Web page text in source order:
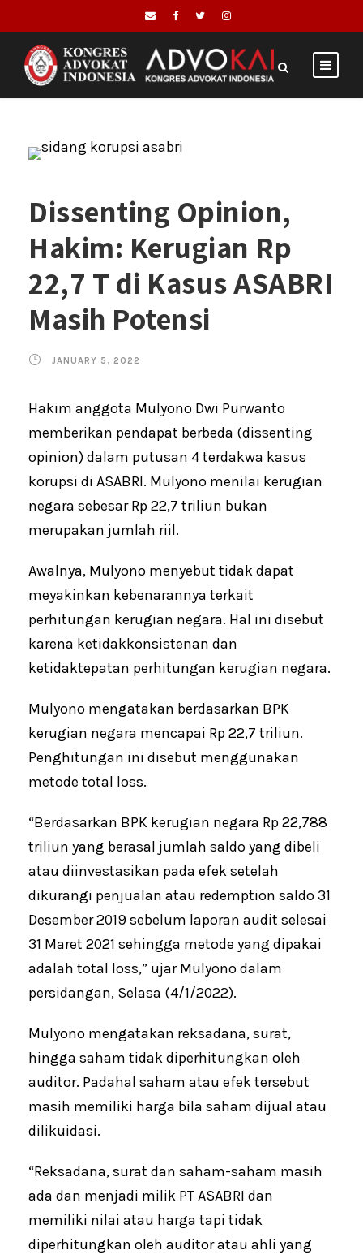
Dissenting Opinion,
Hakim: Kerugian Rp
22,7 T di Kasus ASABRI
Masih Potensi
JANUARY 5, 2022
Hakim anggota Mulyono Dwi Purwanto
memberikan pendapat berbeda (dissenting
opinion) dalam putusan 4 terdakwa kasus
korupsi di ASABRI. Mulyono menilai kerugian
negara sebesar Rp 22,7 triliun bukan
merupakan jumlah riil.
Awalnya, Mulyono menyebut tidak dapat
meyakinkan kebenarannya terkait
perhitungan kerugian negara. Hal ini disebut
karena ketidakkonsistenan dan
ketidaktepatan perhitungan kerugian negara.
Mulyono mengatakan berdasarkan BPK
kerugian negara mencapai Rp 22,7 triliun.
Penghitungan ini disebut menggunakan
metode total loss.
“Berdasarkan BPK kerugian negara Rp 22,788
triliun yang berasal jumlah saldo yang dibeli
atau diinvestasikan pada efek setelah
dikurangi penjualan atau redemption saldo 31
Desember 2019 sebelum laporan audit selesai
31 Maret 2021 sehingga metode yang dipakai
adalah total loss,” ujar Mulyono dalam
persidangan, Selasa (4/1/2022).
Mulyono mengatakan reksadana, surat,
hingga saham tidak diperhitungkan oleh
auditor. Padahal saham atau efek tersebut
masih memiliki harga bila saham dijual atau
dilikuidasi.
“Reksadana, surat dan saham-saham masih
ada dan menjadi milik PT ASABRI dan
memiliki nilai atau harga tapi tidak
diperhitungkan oleh auditor atau ahli yang